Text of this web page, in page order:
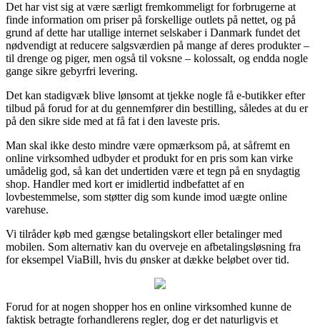
Det har vist sig at være særligt fremkommeligt for forbrugerne at
finde information om priser på forskellige outlets på nettet, og på
grund af dette har utallige internet selskaber i Danmark fundet det
nødvendigt at reducere salgsværdien på mange af deres produkter –
til drenge og piger, men også til voksne – kolossalt, og endda nogle
gange sikre gebyrfri levering.
Det kan stadigvæk blive lønsomt at tjekke nogle få e-butikker efter
tilbud på forud for at du gennemfører din bestilling, således at du er
på den sikre side med at få fat i den laveste pris.
Man skal ikke desto mindre være opmærksom på, at såfremt en
online virksomhed udbyder et produkt for en pris som kan virke
umådelig god, så kan det undertiden være et tegn på en snydagtig
shop. Handler med kort er imidlertid indbefattet af en
lovbestemmelse, som støtter dig som kunde imod uægte online
varehuse.
Vi tilråder køb med gængse betalingskort eller betalinger med
mobilen. Som alternativ kan du overveje en afbetalingsløsning fra
for eksempel ViaBill, hvis du ønsker at dække beløbet over tid.
Forud for at nogen shopper hos en online virksomhed kunne de
faktisk betragte forhandlerens regler, dog er det naturligvis et